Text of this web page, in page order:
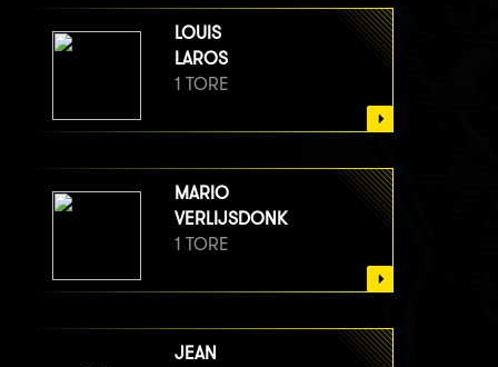
LOUIS
LAROS
1 TORE
MARIO
VERLIJSDONK
1 TORE
JEAN